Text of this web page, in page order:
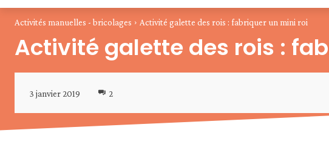
Activités manuelles - bricolages Activité galette des rois : fabriquer un mini roi
Activité galette des rois :
3 janvier 2019 2